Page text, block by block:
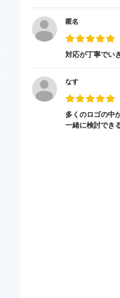
匿名
対応が丁寧でい
なす
多くのロゴの中
一緒に検討でき